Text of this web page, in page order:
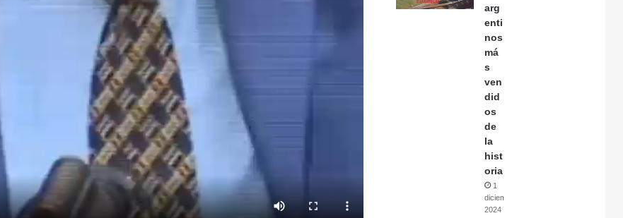
arg
enti
nos
má
s
ven
did
os
de
la
hist
oria
1
diciembre,
2024